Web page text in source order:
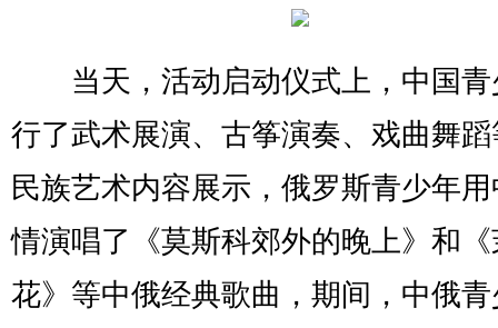
当天，活动启动仪式上，中国青
行了武术展演、古筝演奏、戏曲舞
民族艺术内容展示，俄罗斯青少年
情演唱了《莫斯科郊外的晚上》和
花》等中俄经典歌曲，期间，中俄